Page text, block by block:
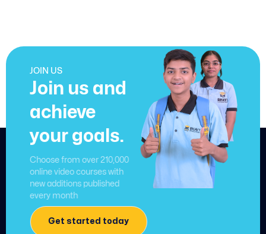
JOIN US
Join us and
achieve
your goals.
Choose from over 210,000
online video courses with
new additions published
every month
Get started today